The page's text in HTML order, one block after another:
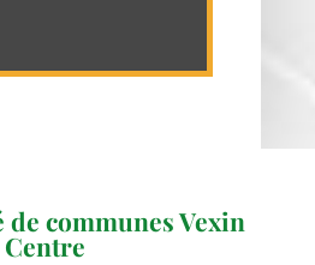
communes Vexin
Centre